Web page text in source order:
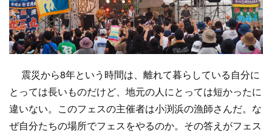
震災から8年という時間は、離れて暮らしている自分に
とっては長いものだけど、地元の人にとっては短かったに
違いない。このフェスの主催者は小渕浜の漁師さんだ。な
ぜ自分たちの場所でフェスをやるのか。その答えがフェス